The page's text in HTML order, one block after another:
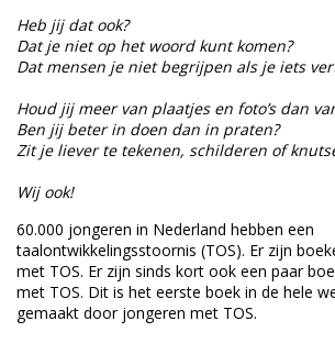
Heb jij dat ook?
Dat je niet op het woord kunt komen?
Dat mensen je niet begrijpen als je iets
Houd jij meer van plaatjes en foto’s dan
Ben jij beter in doen dan in praten?
Zit je liever te tekenen, schilderen of
Wij ook!
60.000 jongeren in Nederland hebben een
taalontwikkelingsstoornis (TOS). Er zijn
met TOS. Er zijn sinds kort ook een paar
met TOS. Dit is het eerste boek in de hele
gemaakt doorjongeren met TOS.